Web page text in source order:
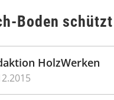
Boden
HolzWerken